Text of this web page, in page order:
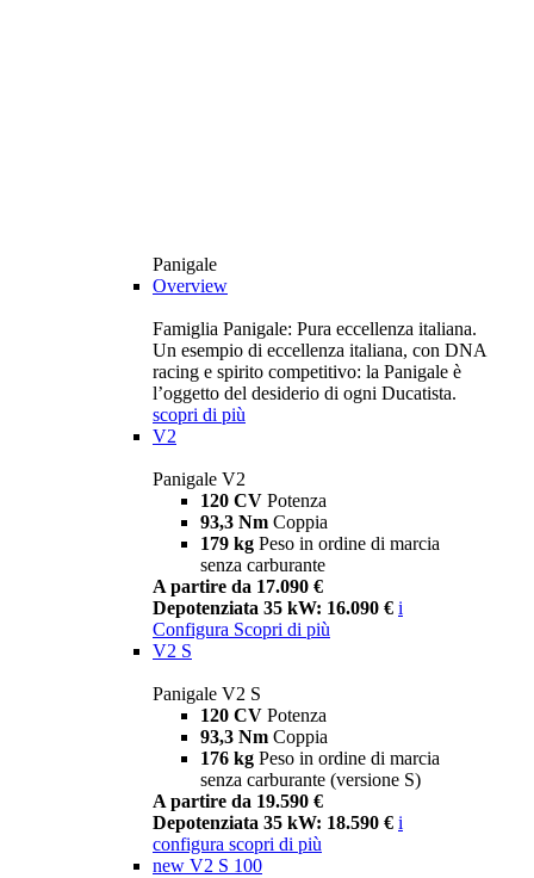
Panigale
Overview
Famiglia Panigale: Pura eccellenza italiana.
Un esempio di eccellenza italiana, con DNA
racing e spirito competitivo: la Panigale è
l’oggetto del desiderio di ogni Ducatista.
scopri di più
V2
Panigale V2
120 CV Potenza
93,3 Nm Coppia
179 kg Peso in ordine di marcia
senza carburante
A partire da 17.090 €
Depotenziata 35 kW: 16.090 € i
Configura Scopri di più
V2 S
Panigale V2 S
120 CV Potenza
93,3 Nm Coppia
176 kg Peso in ordine di marcia
senza carburante (versione S)
A partire da 19.590 €
Depotenziata 35 kW: 18.590 € i
configura scopri di più
new V2 S 100